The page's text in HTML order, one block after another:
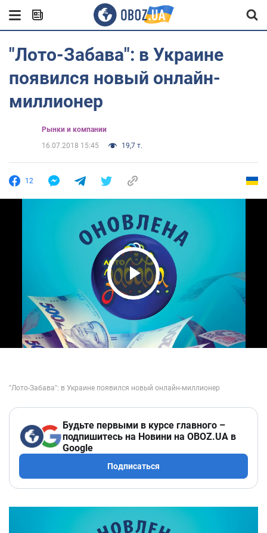
"Лото-Забава": в Украине
появился новый онлайн-
миллионер
Рынки и компании
16.07.2018 15:45
19,7 т.
12
Play Video
Будьте первыми в курсе главного –
подпишитесь на Новини на OBOZ.UA в
Google
Подписаться